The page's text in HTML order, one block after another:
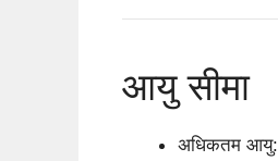
आयु सीमा
अधिकतम आयु: